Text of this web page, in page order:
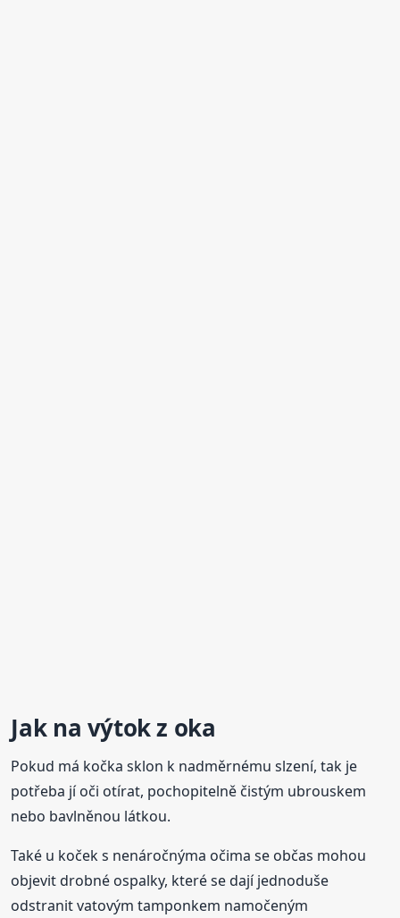
Jak na výtok z oka
Pokud má kočka sklon k nadměrnému slzení, tak je
potřeba jí oči otírat, pochopitelně čistým ubrouskem
nebo bavlněnou látkou.
Také u koček s nenáročnýma očima se občas mohou
objevit drobné ospalky, které se dají jednoduše
odstranit vatovým tamponkem namočeným